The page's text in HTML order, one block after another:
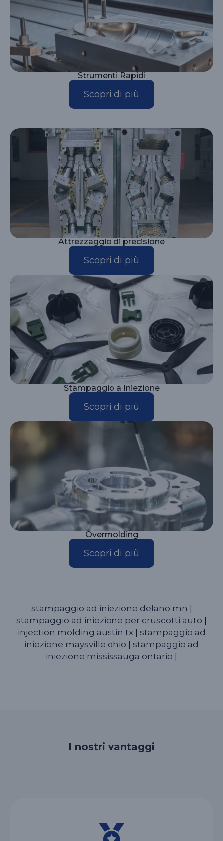
Strumenti Rapidi
Scopri di più
Attrezzaggio di precisione
Scopri di più
Stampaggio a Iniezione
Scopri di più
Overmolding
Scopri di più
stampaggio ad iniezione delano mn |
stampaggio ad iniezione per cruscotti auto |
injection molding austin tx | stampaggio ad
iniezione maysville ohio | stampaggio ad
iniezione mississauga ontario |
I nostri vantaggi